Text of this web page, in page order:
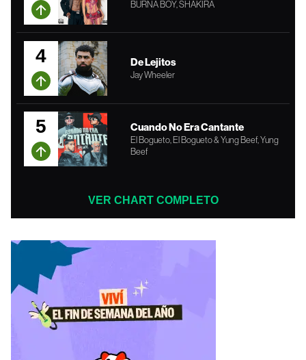
BURNA BOY, SHAKIRA
4 De Lejitos
Jay Wheeler
5 Cuando No Era Cantante
El Bogueto, El Bogueto & Yung Beef, Yung
Beef
VER CHART COMPLETO